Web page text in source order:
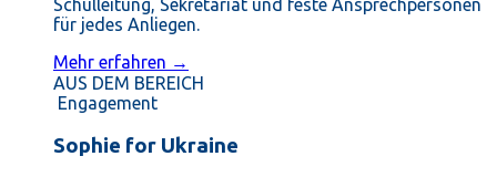
Schulleitung, Sekretariat und feste Ansprechpersonen
für jedes Anliegen.
Mehr erfahren →
AUS DEM BEREICH
Engagement
Sophie for Ukraine